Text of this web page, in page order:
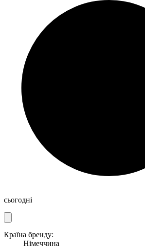
сьогодні
Країна бренду:
Німеччина